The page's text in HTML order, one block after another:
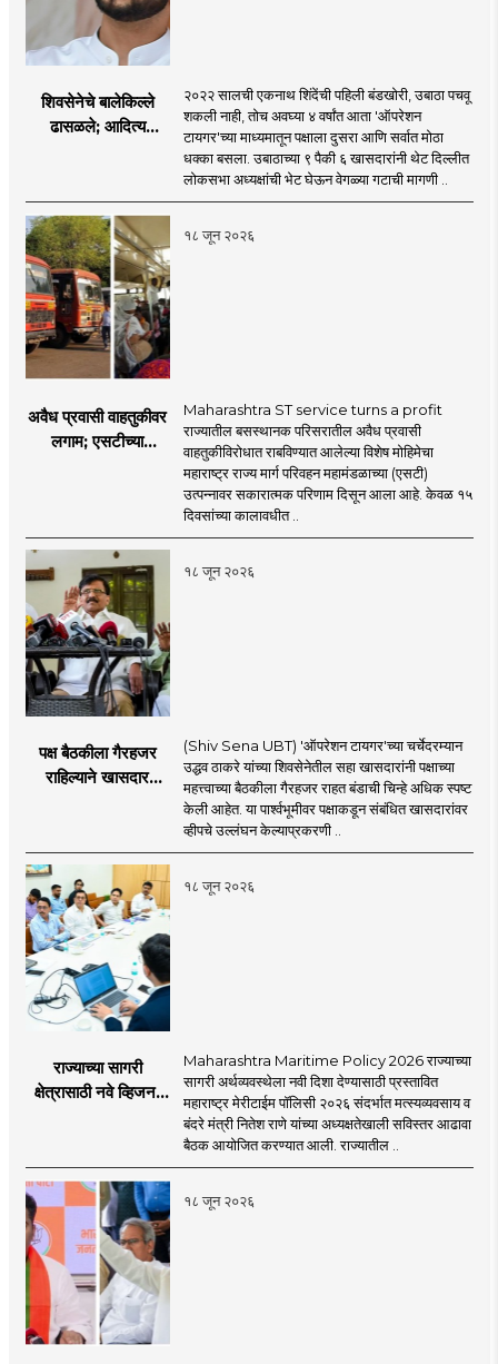
शिवसेनेचे बालेकिल्ले
ढासळले; आदित्य
नेमका कुठे चुकला?
२०२२ सालची एकनाथ शिंदेंची पहिली बंडखोरी, उबाठा पचवू
शकली नाही, तोच अवघ्या ४ वर्षांत आता 'ऑपरेशन
टायगर'च्या माध्यमातून पक्षाला दुसरा आणि सर्वात मोठा
धक्का बसला. उबाठाच्या ९ पैकी ६ खासदारांनी थेट दिल्लीत
लोकसभा अध्यक्षांची भेट घेऊन वेगळ्या गटाची मागणी ..
१८ जून २०२६
अवैध प्रवासी वाहतुकीवर
लगाम; एसटीच्या
Maharashtra ST service turns a profit
राज्यातील बसस्थानक परिसरातील अवैध प्रवासी
वाहतुकीविरोधात राबविण्यात आलेल्या विशेष मोहिमेचा
महाराष्ट्र राज्य मार्ग परिवहन महामंडळाच्या (एसटी)
उत्पन्नावर सकारात्मक परिणाम दिसून आला आहे. केवळ १५
दिवसांच्या कालावधीत ..
१८ जून २०२६
पक्ष बैठकीला गैरहजर
राहिल्याने खासदार
काय सांगतो?
(Shiv Sena UBT) 'ऑपरेशन टायगर'च्या चर्चेदरम्यान
उद्धव ठाकरे यांच्या शिवसेनेतील सहा खासदारांनी पक्षाच्या
महत्त्वाच्या बैठकीला गैरहजर राहत बंडाची चिन्हे अधिक स्पष्ट
केली आहेत. या पार्श्वभूमीवर पक्षाकडून संबंधित खासदारांवर
व्हीपचे उल्लंघन केल्याप्रकरणी ..
१८ जून २०२६
राज्याच्या सागरी
क्षेत्रासाठी नवे व्हिजन;
प्रस्ताव
Maharashtra Maritime Policy 2026 राज्याच्या
सागरी अर्थव्यवस्थेला नवी दिशा देण्यासाठी प्रस्तावित
महाराष्ट्र मेरीटाईम पॉलिसी २०२६ संदर्भात मत्स्यव्यवसाय व
बंदरे मंत्री नितेश राणे यांच्या अध्यक्षतेखाली सविस्तर आढावा
बैठक आयोजित करण्यात आली. राज्यातील ..
१८ जून २०२६